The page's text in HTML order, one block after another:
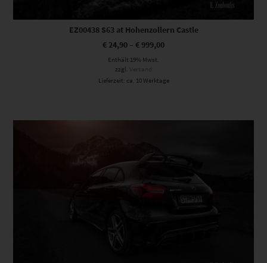
EZ00438 S63 at Hohenzollern Castle
€ 24,90 – € 999,00
Enthält 19% Mwst.
zzgl. Versand
Lieferzeit: ca. 10 Werktage
Dieses Produkt weist mehrere Varianten auf. Die Optionen können auf der Produktseite gewählt werden